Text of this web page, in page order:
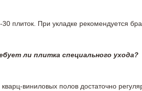
плиток. При укладке рекомендуется
ли плитка специального ухода?
виниловых полов достаточно